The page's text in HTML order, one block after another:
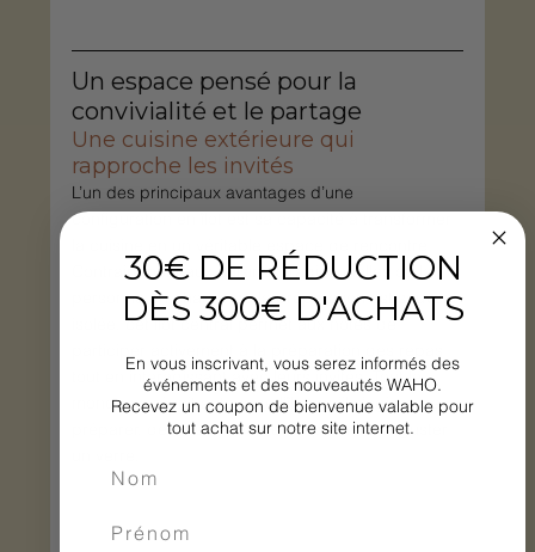
Un espace pensé pour la
convivialité et le partage
Une cuisine extérieure qui
rapproche les invités
L’un des principaux avantages d’une
configuration en îlot est sa capacité à transformer
la cuisine en un véritable espace de rencontre.
Contrairement aux cuisines traditionnelles où la
personne en charge de la préparation est souvent
isolée, cet îlot central permet aux hôtes de
tout en interagissant avec leurs invités. Tout le
monde se réunit autour de l’îlot, qu’il s’agisse de
préparer, de cuisiner ou de simplement déguster
30€ DE RÉDUCTION
DÈS 300€ D'ACHATS
En vous inscrivant, vous serez informés des
événements et des nouveautés WAHO.
Recevez un coupon de bienvenue valable pour
tout achat sur notre site internet.